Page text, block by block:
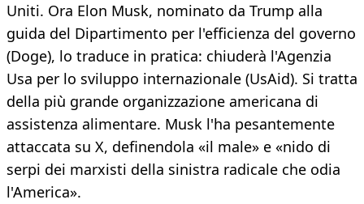
Uniti. Ora Elon Musk, nominato da Trump alla
guida del Dipartimento per l'efficienza del governo
(Doge), lo traduce in pratica: chiuderà l'Agenzia
Usa per lo sviluppo internazionale (UsAid). Si tratta
della più grande organizzazione americana di
assistenza alimentare. Musk l'ha pesantemente
attaccata su X, definendola «il male» e «nido di
serpi dei marxisti della sinistra radicale che odia
l'America».